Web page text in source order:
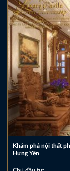
Khám phá nội thất
Hưng Yên